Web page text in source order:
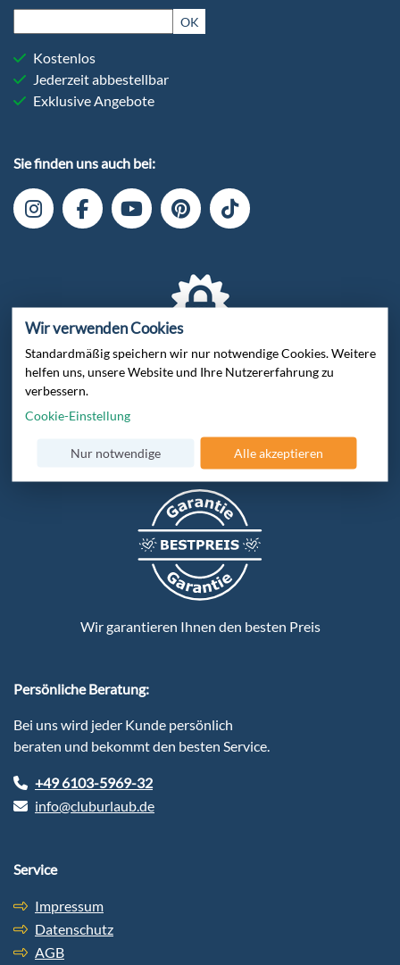
Sie finden uns auch bei:
Verschlüsselte Datenübertragung
Zertifiziert von Trusted Shops
Wir garantieren Ihnen den besten Preis
OK
Kostenlos
Jederzeit abbestellbar
Exklusive Angebote
Persönliche Beratung:
Bei uns wird jeder Kunde persönlich
beraten und bekommt den besten Service.
+49 6103-5969-32
info@cluburlaub.de
Service
Impressum
Datenschutz
AGB
Wir verwenden Cookies
Standardmäßig speichern wir nur notwendige Cookies. Weitere
helfen uns, unsere Website und Ihre Nutzererfahrung zu
verbessern.
Cookie-Einstellung
Nur notwendige Alle akzeptieren